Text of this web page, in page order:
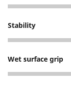
5
Stability
5
Wet surface grip
5